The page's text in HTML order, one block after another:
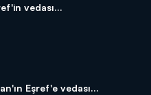
vedası...
Eşref'e vedası...